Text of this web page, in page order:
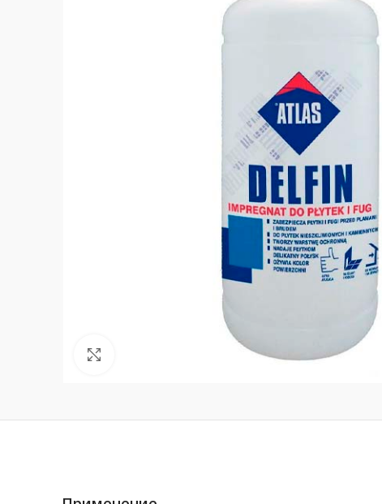
Нажмите, чтобы увеличить